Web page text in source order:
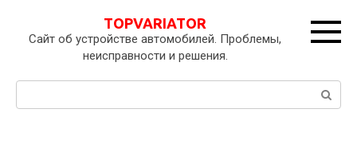
контенту
TOPVARIATOR
Сайт об устройстве автомобилей. Проблемы,
неисправности и решения.
Поиск: